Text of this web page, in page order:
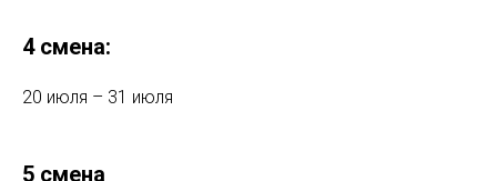
4 смена:
20 июля – 31 июля
5 смена